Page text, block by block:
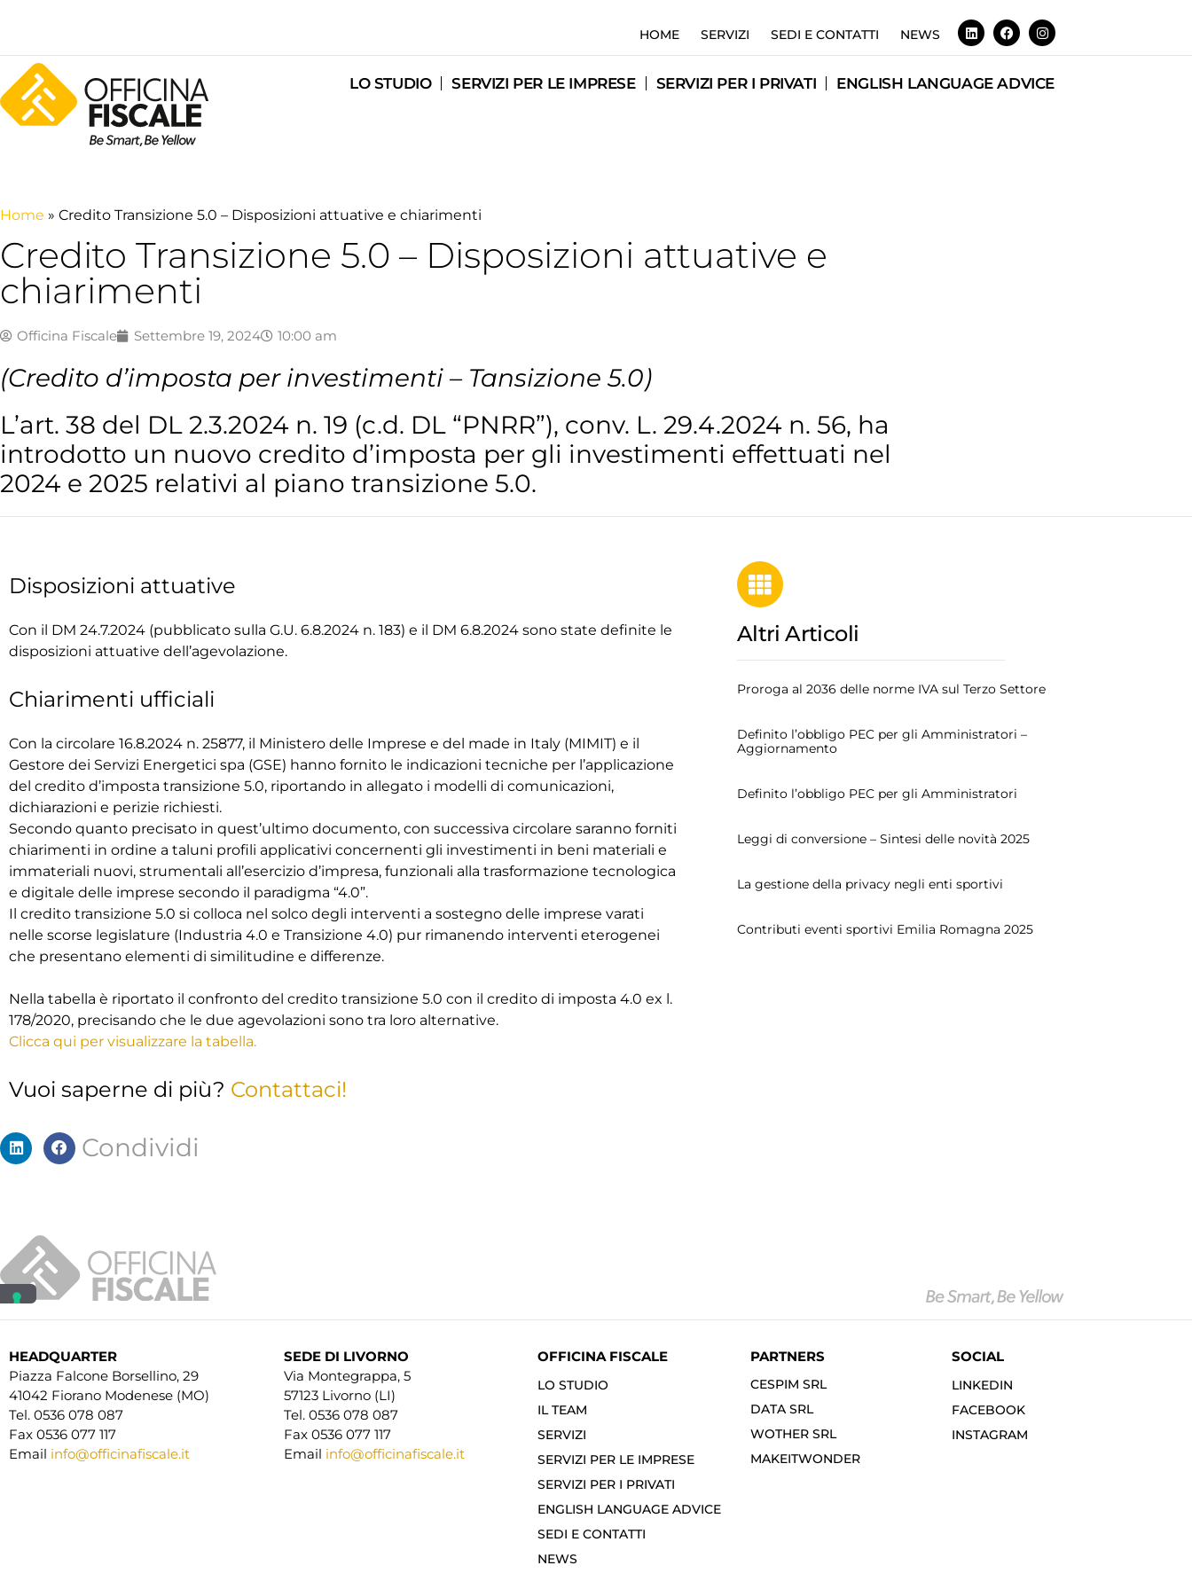
HOME SERVIZI SEDI E CONTATTI NEWS
LO STUDIO SERVIZI PER LE IMPRESE SERVIZI PER I PRIVATI ENGLISH LANGUAGE ADVICE
Home » Credito Transizione 5.0 – Disposizioni attuative e chiarimenti
Credito Transizione 5.0 – Disposizioni attuative e
chiarimenti
Officina Fiscale Settembre 19, 2024 10:00 am
(Credito d’imposta per investimenti – Tansizione 5.0)
L’art. 38 del DL 2.3.2024 n. 19 (c.d. DL “PNRR”), conv. L. 29.4.2024 n. 56, ha
introdotto un nuovo credito d’imposta per gli investimenti effettuati nel
2024 e 2025 relativi al piano transizione 5.0.
Disposizioni attuative
Con il DM 24.7.2024 (pubblicato sulla G.U. 6.8.2024 n. 183) e il DM 6.8.2024 sono state definite le
disposizioni attuative dell’agevolazione.
Chiarimenti ufficiali
Con la circolare 16.8.2024 n. 25877, il Ministero delle Imprese e del made in Italy (MIMIT) e il
Gestore dei Servizi Energetici spa (GSE) hanno fornito le indicazioni tecniche per l’applicazione
del credito d’imposta transizione 5.0, riportando in allegato i modelli di comunicazioni,
dichiarazioni e perizie richiesti.
Secondo quanto precisato in quest’ultimo documento, con successiva circolare saranno forniti
chiarimenti in ordine a taluni profili applicativi concernenti gli investimenti in beni materiali e
immateriali nuovi, strumentali all’esercizio d’impresa, funzionali alla trasformazione tecnologica
e digitale delle imprese secondo il paradigma “4.0”.
Il credito transizione 5.0 si colloca nel solco degli interventi a sostegno delle imprese varati
nelle scorse legislature (Industria 4.0 e Transizione 4.0) pur rimanendo interventi eterogenei
che presentano elementi di similitudine e differenze.
Nella tabella è riportato il confronto del credito transizione 5.0 con il credito di imposta 4.0 ex l.
178/2020, precisando che le due agevolazioni sono tra loro alternative.
Clicca qui per visualizzare la tabella.
Vuoi saperne di più? Contattaci!
Altri Articoli
Proroga al 2036 delle norme IVA sul Terzo Settore
Definito l’obbligo PEC per gli Amministratori –
Aggiornamento
Definito l’obbligo PEC per gli Amministratori
Leggi di conversione – Sintesi delle novità 2025
La gestione della privacy negli enti sportivi
Contributi eventi sportivi Emilia Romagna 2025
Condividi
HEADQUARTER
Piazza Falcone Borsellino, 29
41042 Fiorano Modenese (MO)
Tel. 0536 078 087
Fax 0536 077 117
Email info@officinafiscale.it
SEDE DI LIVORNO
Via Montegrappa, 5
57123 Livorno (LI)
Tel. 0536 078 087
Fax 0536 077 117
Email info@officinafiscale.it
OFFICINA FISCALE
LO STUDIO
IL TEAM
SERVIZI
SERVIZI PER LE IMPRESE
SERVIZI PER I PRIVATI
ENGLISH LANGUAGE ADVICE
SEDI E CONTATTI
NEWS
PARTNERS
CESPIM SRL
DATA SRL
WOTHER SRL
MAKEITWONDER
SOCIAL
LINKEDIN
FACEBOOK
INSTAGRAM